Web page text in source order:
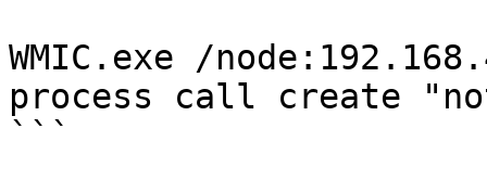
WMIC.exe /
process call create
```